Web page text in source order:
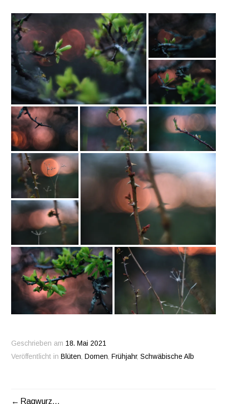
Geschrieben am 18. Mai 2021
Veröffentlicht inBlüten,Dornen,Frühjahr,Schwäbische Alb
Ragwurz…